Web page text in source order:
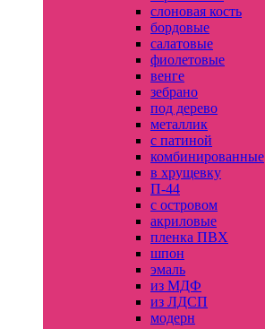
слоновая кость
бордовые
салатовые
фиолетовые
венге
зебрано
под дерево
металлик
с патиной
комбинированные
в хрущевку
П-44
с островом
акриловые
пленка ПВХ
шпон
эмаль
из МДФ
из ЛДСП
модерн